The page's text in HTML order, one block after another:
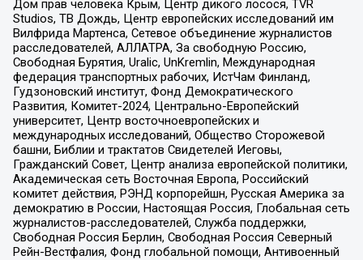
Дом прав человека Крым, Центр дикого лосося, TVR
Studios, ТВ Дождь, Центр европейских исследований им
Вилфрида Мартенса, Сетевое объединение журналистов
расследователей, АЛЛАТРА, За свободную Россию,
Свободная Бурятия, Uralic, UnKremlin, Международная
федерация транспортных рабочих, ИстЧам Финланд,
Гудзоновский институт, Фонд Демократического
Развития, Комитет-2024, Центрально-Европейский
университет, Центр восточноевропейских и
международных исследований, Общество Сторожевой
башни, Библии и трактатов Свидетелей Иеговы,
Гражданский Совет, Центр анализа европейской политики,
Академическая сеть Восточная Европа, Российский
комитет действия, РЭНД корпорейшн, Русская Америка за
демократию в России, Настоящая Россия, Глобальная сеть
журналистов-расследователей, Служба поддержки,
Свободная Россия Берлин, Свободная Россия Северный
Рейн-Вестфалия, Фонд глобальной помощи, Антивоенный